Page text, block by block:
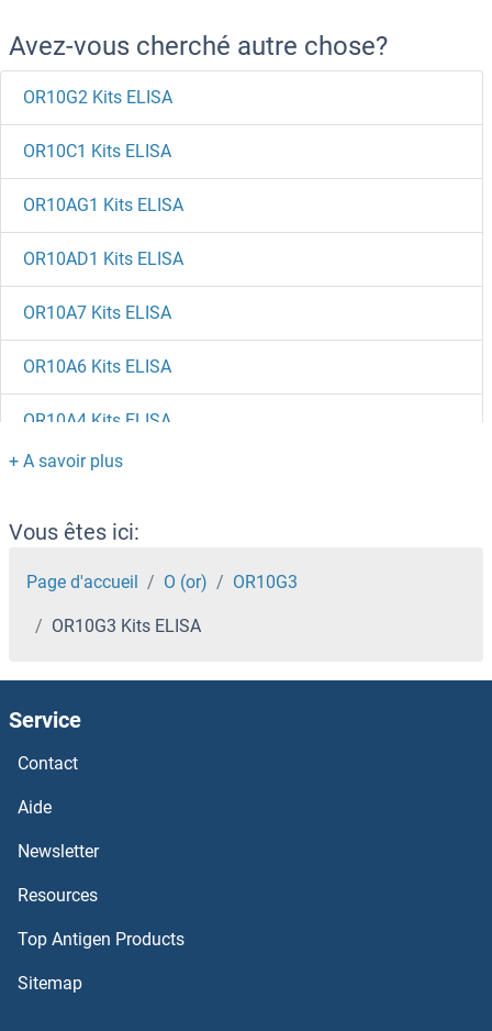
Avez-vous cherché autre chose?
OR10G2 Kits ELISA
OR10C1 Kits ELISA
OR10AG1 Kits ELISA
OR10AD1 Kits ELISA
OR10A7 Kits ELISA
OR10A6 Kits ELISA
OR10A4 Kits ELISA
OR10A3 Kits ELISA
OPTN Kits ELISA
OPTC Kits ELISA
OPRL1 Kits ELISA
OPN4 Kits ELISA
OPN1MW Kits ELISA
OPLAH Kits ELISA
Vous êtes ici:
Page d'accueil O (or) OR10G3
OR10G3 Kits ELISA
Service
Contact
Aide
Newsletter
Resources
Top Antigen Products
Sitemap